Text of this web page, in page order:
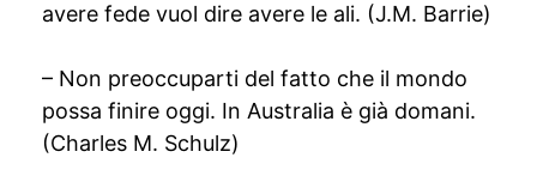
avere fede vuol dire avere le ali. (J.M. Barrie)
– Non preoccuparti del fatto che il mondo
possa finire oggi. In Australia è già domani.
(Charles M. Schulz)